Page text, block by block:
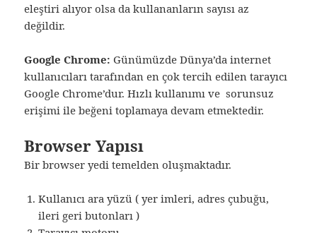
eleştiri alıyor olsa da kullananların sayısı az
değildir.
Google Chrome: Günümüzde Dünya’da internet
kullanıcıları tarafından en çok tercih edilen tarayıcı
Google Chrome’dur. Hızlı kullanımı ve sorunsuz
erişimi ile beğeni toplamaya devam etmektedir.
Browser Yapısı
Bir browser yedi temelden oluşmaktadır.
Kullanıcı ara yüzü ( yer imleri, adres çubuğu,
ileri geri butonları )